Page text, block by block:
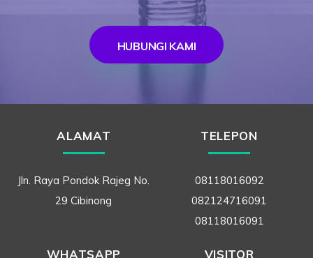
HUBUNGI KAMI
ALAMAT
Jln. Raya Pondok Rajeg No.
29 Cibinong
TELEPON
08118016092
082124716091
08118016091
WHATSAPP VISITOR